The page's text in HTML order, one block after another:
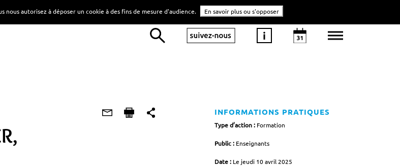
INFORMATIONS PRATIQUES
Type d’action : Formation
Public : Enseignants
Date : Le jeudi 10 avril 2025
nous autorisez à déposer un cookie à des fins de mesure d'audience. En savoir plus ou s'opposer